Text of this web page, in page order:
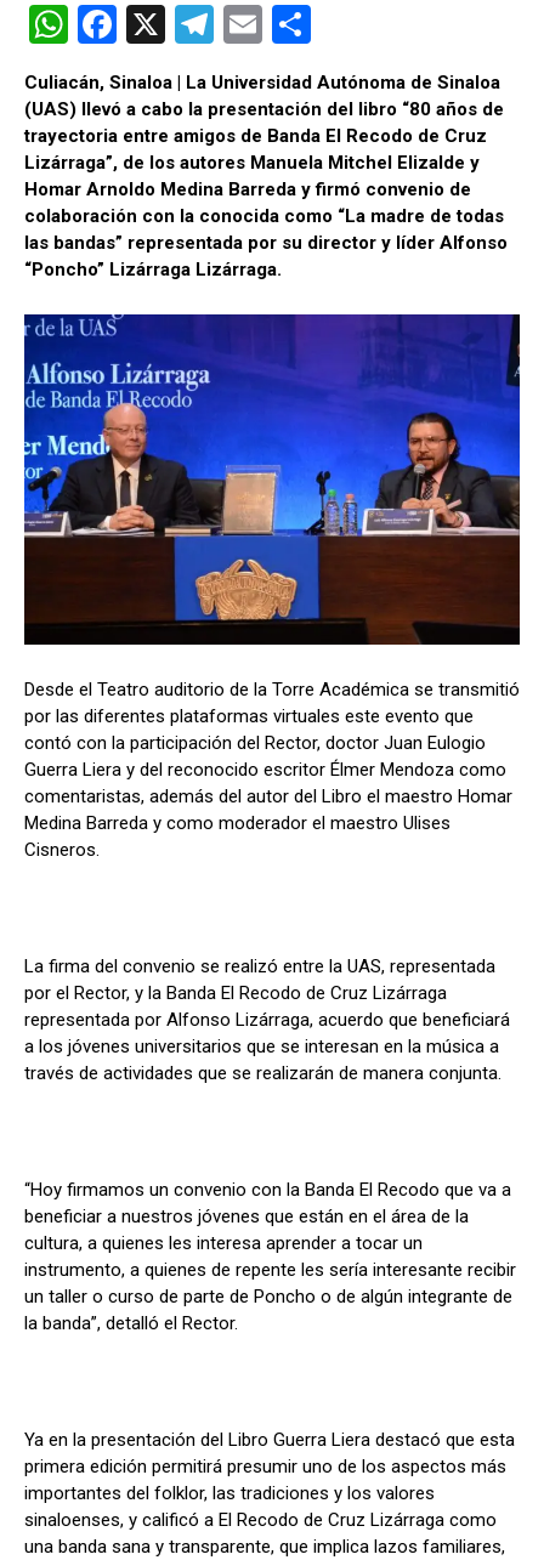
W
h
at
s
A
p
p
F
a
ce
b
o
o
k
X
T
el
e
gr
a
m
E
m
ail
o
m
p
ar
tir
Culiacán, Sinaloa | La Universidad Autónoma de Sinaloa
(UAS) llevó a cabo la presentación del libro “80 años de
trayectoria entre amigos de Banda El Recodo de Cruz
Lizárraga”, de los autores Manuela Mitchel Elizalde y
Homar Arnoldo Medina Barreda y firmó convenio de
colaboración con la conocida como “La madre de todas
las bandas” representada por su director y líder Alfonso
“Poncho” Lizárraga Lizárraga.
Desde el Teatro auditorio de la Torre Académica se transmitió
por las diferentes plataformas virtuales este evento que
contó con la participación del Rector, doctor Juan Eulogio
Guerra Liera y del reconocido escritor Élmer Mendoza como
comentaristas, además del autor del Libro el maestro Homar
Medina Barreda y como moderador el maestro Ulises
Cisneros.
La firma del convenio se realizó entre la UAS, representada
por el Rector, y la Banda El Recodo de Cruz Lizárraga
representada por Alfonso Lizárraga, acuerdo que beneficiará
a los jóvenes universitarios que se interesan en la música a
través de actividades que se realizarán de manera conjunta.
“Hoy firmamos un convenio con la Banda El Recodo que va a
beneficiar a nuestros jóvenes que están en el área de la
cultura, a quienes les interesa aprender a tocar un
instrumento, a quienes de repente les sería interesante recibir
un taller o curso de parte de Poncho o de algún integrante de
la banda”, detalló el Rector.
Ya en la presentación del Libro Guerra Liera destacó que esta
primera edición permitirá presumir uno de los aspectos más
importantes del folklor, las tradiciones y los valores
sinaloenses, y calificó a El Recodo de Cruz Lizárraga como
una banda sana y transparente, que implica lazos familiares,